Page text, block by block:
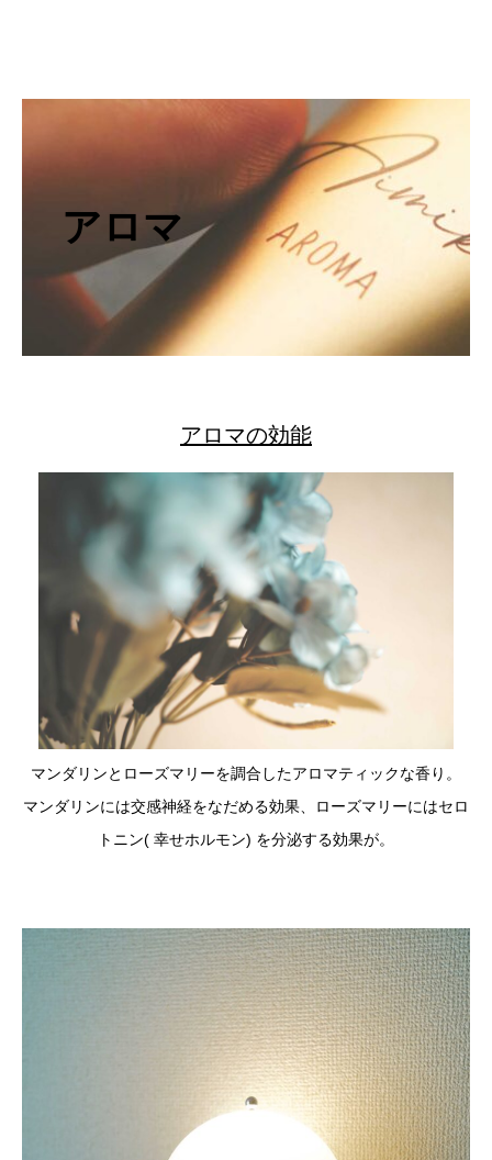
アロマ
アロマの効能
マンダリンとローズマリーを調合したアロマティックな香り。
マンダリンには交感神経をなだめる効果、ローズマリーにはセロ
トニン( 幸せホルモン) を分泌する効果が。